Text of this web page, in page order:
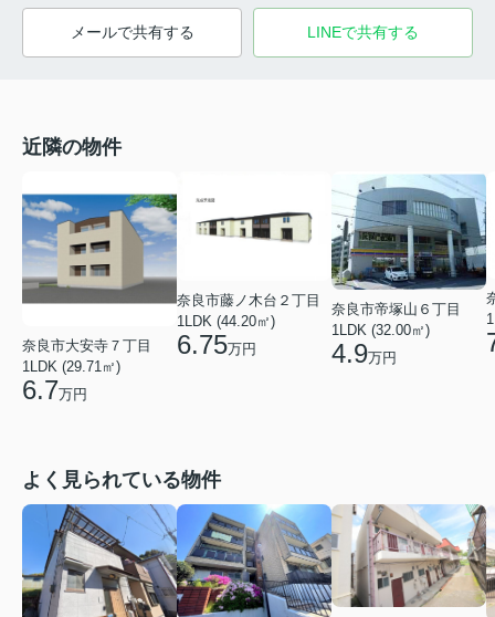
メールで共有する LINEで共有する
近隣の物件
奈良市大安寺７丁目
1LDK (29.71㎡)
6.7万円
奈良市藤ノ木台２丁目
1LDK (44.20㎡)
6.75万円
奈良市帝塚山６丁目
1LDK (32.00㎡)
4.9万円
よく見られている物件